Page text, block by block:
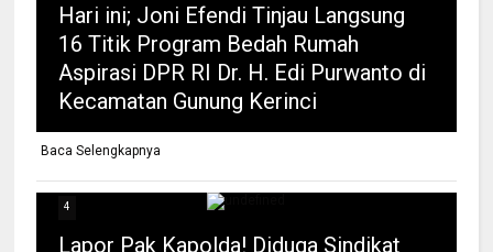
Hari ini; Joni Efendi Tinjau Langsung
16 Titik Program Bedah Rumah
Aspirasi DPR RI Dr. H. Edi Purwanto di
Kecamatan Gunung Kerinci
Baca Selengkapnya
4
Lapor Pak Kapolda! Diduga Sindikat